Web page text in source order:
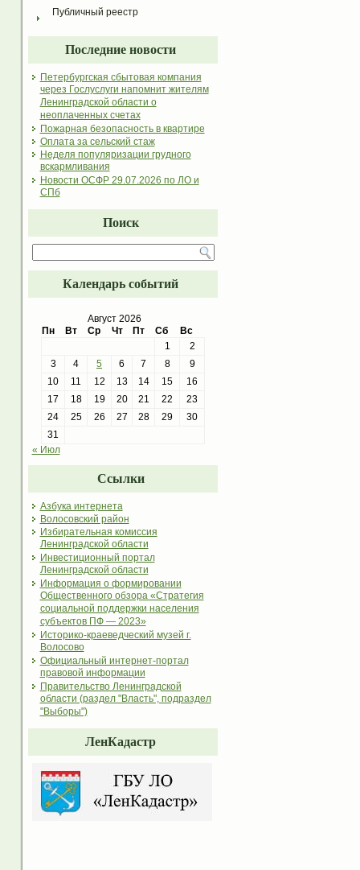
Публичный реестр
Последние новости
Петербургская сбытовая компания
через Гослуслуги напомнит жителям
Ленинградской области о
неоплаченных счетах
Пожарная безопасность в квартире
Оплата за сельский стаж
Неделя популяризации грудного
вскармливания
Новости ОСФР 29.07.2026 по ЛО и
СПб
Поиск
Календарь событий
Август 2026
Пн
Вт Ср Чт Пт Сб
Вс
1
2
3
4 5 6 7 8
9
10
11 12 13 14 15
16
17
18 19 20 21 22
23
24
25 26 27 28 29
30
31
« Июл
Ссылки
Азбука интернета
Волосовский район
Избирательная комиссия
Ленинградской области
Инвестиционный портал
Ленинградской области
Информация о формировании
Общественного обзора «Стратегия
социальной поддержки населения
субъектов ПФ — 2023»
Историко-краеведческий музей г.
Волосово
Официальный интернет-портал
правовой информации
Правительство Ленинградской
области (раздел "Власть", подраздел
"Выборы")
ЛенКадастр